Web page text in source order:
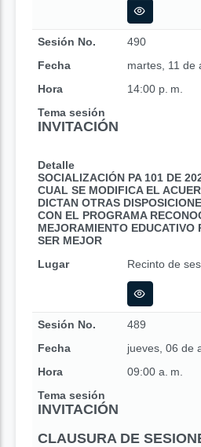
Sesión No.
490
Fecha
martes, 11 de
Hora
14:00 p. m.
Tema sesión
INVITACIÓN
Detalle
SOCIALIZACIÓN PA 101 DE
CUAL SE MODIFICA EL
DICTAN OTRAS
CON EL PROGRAMA
MEJORAMIENTO EDUCATIVO
SER MEJOR
Lugar
Recinto de
Sesión No.
489
Fecha
jueves, 06 de
Hora
09:00 a. m.
Tema sesión
INVITACIÓN
CLAUSURA DE